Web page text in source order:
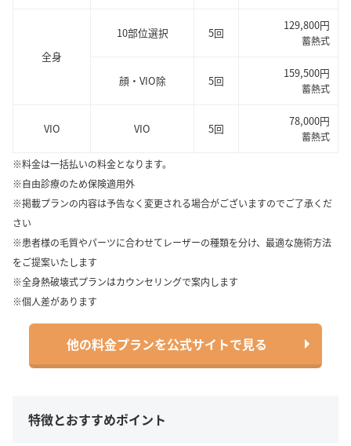
全身
10部位選択 5回
129,800円
蓄熱式
顔・VIO除 5回
159,500円
蓄熱式
VIO VIO 5回
78,000円
蓄熱式
※料金は一括払いの料金となります。
※自由診療のため保険適用外
※掲載プランの内容は予告なく変更される場合がございますのでご了承くだ
さい
※患者様の毛質やパーツに合わせてレーザーの種類を分け、最適な施術方法
をご提案いたします
※全身熱破壊式プランはカウンセリングで案内します
※個人差があります
他の料金プランを公式サイトで見る
特徴とおすすめポイント